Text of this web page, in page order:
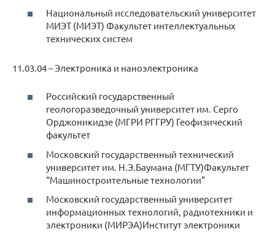
Национальный исследовательский университет
МИЭТ (МИЭТ) Факультет интеллектуальных
технических систем
11.03.04 – Электроника и наноэлектроника
Российский государственный
геологоразведочный университет им. Серго
Орджоникидзе (МГРИ РГГРУ) Геофизический
факультет
Московский государственный технический
университет им. Н.Э.Баумана (МГТУ)Факультет
“Машиностроительные технологии”
Московский государственный университет
информационных технологий, радиотехники и
электроники (МИРЭА)Институт электроники